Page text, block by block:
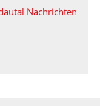
Nachrichten